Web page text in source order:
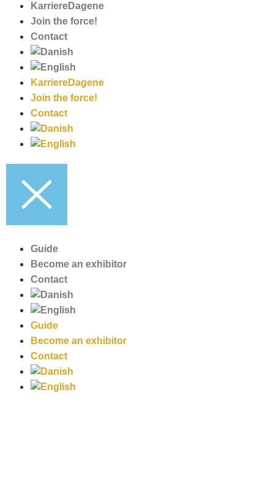
KarriereDagene
Join the force!
Contact
KarriereDagene
Join the force!
Contact
Guide
Become an exhibitor
Contact
Guide
Become an exhibitor
Contact